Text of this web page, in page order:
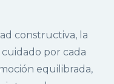
constructiva, la
por cada
equilibrada,